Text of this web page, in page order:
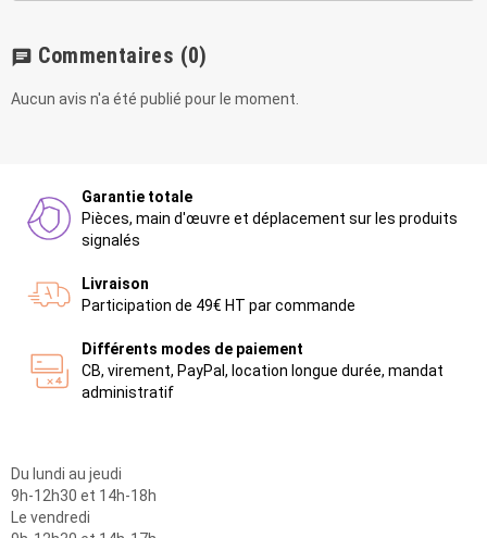
chat Commentaires (0)
Aucun avis n'a été publié pour le moment.
Garantie totale
Pièces, main d'œuvre et déplacement sur les produits
signalés
Livraison
Participation de 49€ HT par commande
Différents modes de paiement
CB, virement, PayPal, location longue durée, mandat
administratif
Du lundi au jeudi
9h-12h30 et 14h-18h
Le vendredi